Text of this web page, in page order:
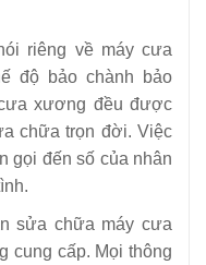
riêng về máy cưa
độ bảo chành bảo
xương đều được
chữa trọn đời. Việc
gọi đến số của nhân
sửa chữa máy cưa
cung cấp. Mọi thông